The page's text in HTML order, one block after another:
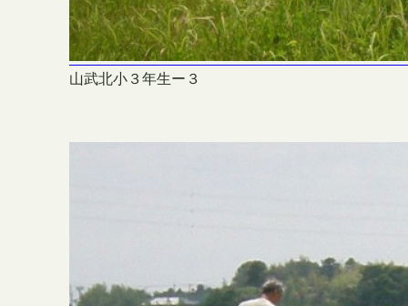
山武北小３年生ー３